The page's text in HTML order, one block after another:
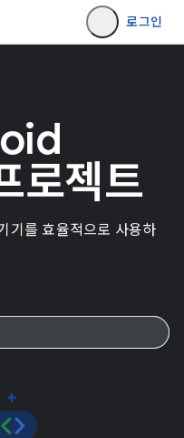
로그인
로젝트
기를 효율적으로 사용하